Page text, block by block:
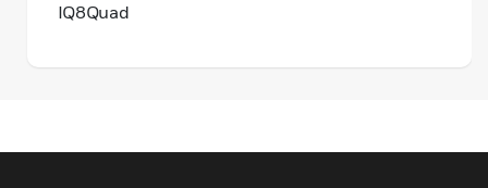
IQ8Quad